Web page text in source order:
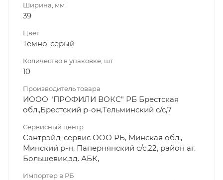
Ширина, мм
39
Цвет
Темно-серый
Количество в упаковке, шт
10
Производитель товара
ИООО "ПРОФИЛИ ВОКС" РБ Брестская
обл.,Брестский р-он,Тельминский с/с,7
Сервисный центр
Сантрэйд-сервис ООО РБ, Минская обл.,
Минский р-н, Папернянский с/с,22, район аг.
Большевик,зд. АБК,
Импортер в РБ